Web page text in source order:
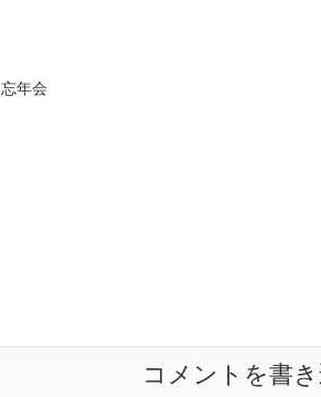
忘年会
コメントを書